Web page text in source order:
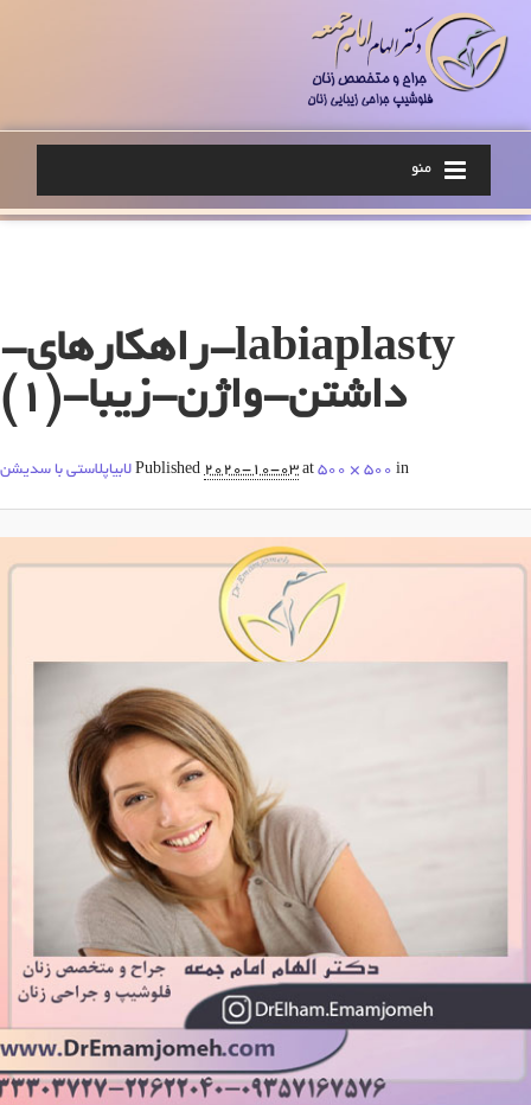
منو
labiaplasty-راهکارهای-
داشتن-واژن-زیبا-(1)
Published 2020-10-03 at 500 × 500 in لابیاپلاستی با سدیشن